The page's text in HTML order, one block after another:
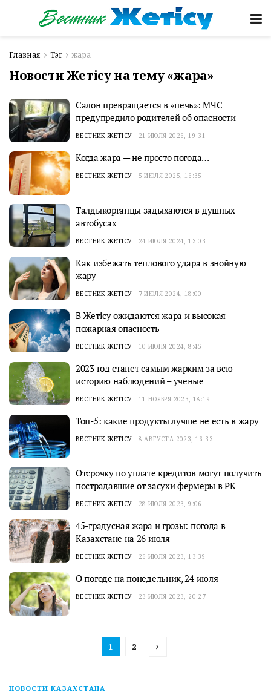
Главная Тэг жара
Новости Жетісу на тему «жара»
Салон превращается в «печь»: МЧС
предупредило родителей об опасности
ВЕСТНИК ЖЕТІСУ 21 ИЮЛЯ 2026, 19:31
Когда жара — не просто погода…
ВЕСТНИК ЖЕТІСУ 5 ИЮЛЯ 2025, 16:35
Талдыкорганцы задыхаются в душных
автобусах
ВЕСТНИК ЖЕТІСУ 24 ИЮЛЯ 2024, 13:03
Как избежать теплового удара в знойную
жару
ВЕСТНИК ЖЕТІСУ 7 ИЮЛЯ 2024, 18:00
В Жетісу ожидаются жара и высокая
пожарная опасность
ВЕСТНИК ЖЕТІСУ 10 ИЮНЯ 2024, 8:45
2023 год станет самым жарким за всю
историю наблюдений – ученые
ВЕСТНИК ЖЕТІСУ 11 НОЯБРЯ 2023, 18:19
Топ-5: какие продукты лучше не есть в жару
ВЕСТНИК ЖЕТІСУ 8 АВГУСТА 2023, 16:33
Отсрочку по уплате кредитов могут получить
пострадавшие от засухи фермеры в РК
ВЕСТНИК ЖЕТІСУ 28 ИЮЛЯ 2023, 9:06
45-градусная жара и грозы: погода в
Казахстане на 26 июля
ВЕСТНИК ЖЕТІСУ 26 ИЮЛЯ 2023, 13:39
О погоде на понедельник, 24 июля
ВЕСТНИК ЖЕТІСУ 23 ИЮЛЯ 2023, 20:27
1 2
НОВОСТИ КАЗАХСТАНА